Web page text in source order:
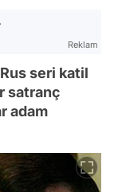
Reklam
seri katil
satranç
adam